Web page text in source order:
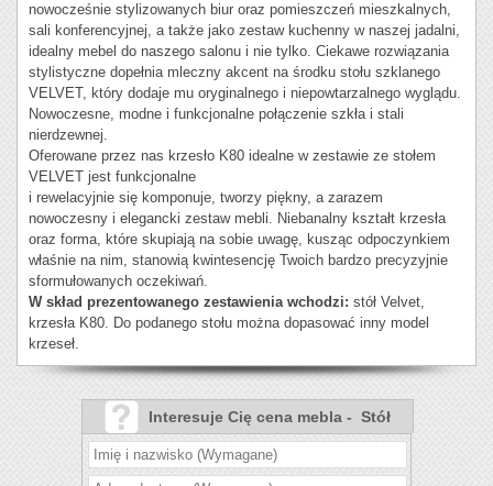
nowocześnie stylizowanych biur oraz pomieszczeń mieszkalnych,
sali konferencyjnej, a także jako zestaw kuchenny w naszej jadalni,
idealny mebel do naszego salonu i nie tylko. Ciekawe rozwiązania
stylistyczne dopełnia mleczny akcent na środku stołu szklanego
VELVET, który dodaje mu oryginalnego i niepowtarzalnego wyglądu.
Nowoczesne, modne i funkcjonalne połączenie szkła i stali
nierdzewnej.
Oferowane przez nas krzesło K80 idealne w zestawie ze stołem
VELVET jest funkcjonalne
i rewelacyjnie się komponuje, tworzy piękny, a zarazem
nowoczesny i elegancki zestaw mebli. Niebanalny kształt krzesła
oraz forma, które skupiają na sobie uwagę, kusząc odpoczynkiem
właśnie na nim, stanowią kwintesencję Twoich bardzo precyzyjnie
sformułowanych oczekiwań.
W skład prezentowanego zestawienia wchodzi: stół Velvet,
krzesła K80. Do podanego stołu można dopasować inny model
krzeseł.
Interesuje Cię cena mebla - Stół
Velvet krzesła K80?